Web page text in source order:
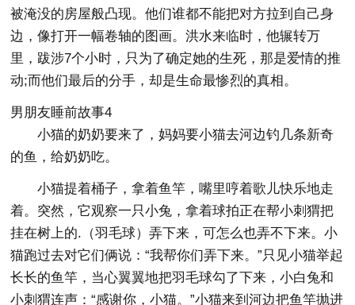
被淹没的房屋般凸现。他们谁都不能把对方拉到自己身
边，像打开一幅卷轴的图画。洪水来临时，他辗转万
里，跋涉7个小时，只为了确定她的生死，那是爱情的推
动;而他们最后的分手，却是生命最惨烈的真相。
男朋友睡前故事4
小猫的奶奶要来了，妈妈要小猫去河边钓几条新奇
的鱼，给奶奶吃。
小猫提着桶子，拿着鱼竿，嘴里哼着歌儿快乐地走
着。突然，它观察一只小兔，拿着球拍正在帮小刺猬把
挂在树上的.（羽毛球）弄下来，可怎么也弄不下来。小
猫跑过去对它们俩说：“我帮你们弄下来。”只见小猫举起
长长的鱼竿，当心翼翼地把羽毛球勾了下来，小白兔和
小刺猬连声：“感谢你，小猫。”小猫来到河边把鱼竿抛进